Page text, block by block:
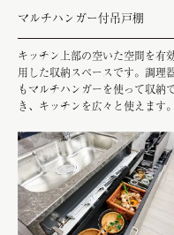
マルチハンガー付吊戸棚
キッチン上部の空いた空間を有
用した収納スペースです。調理
もマルチハンガーを使って収納
き、キッチンを広々と使えます。